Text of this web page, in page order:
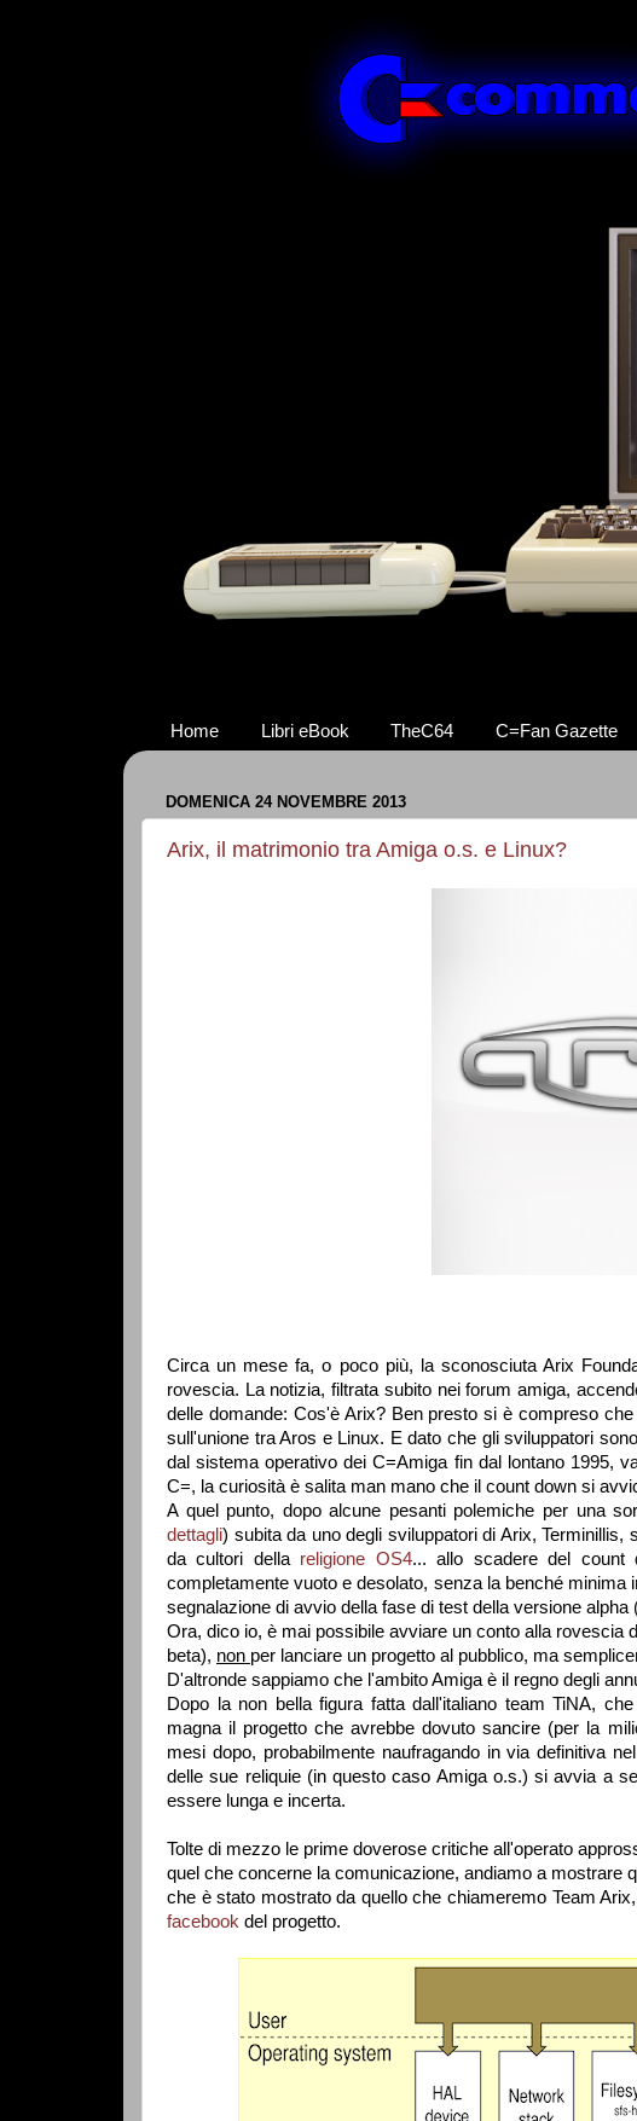
Home Libri eBook TheC64 C=Fan Gazette
DOMENICA 24 NOVEMBRE 2013
Arix, il matrimonio tra Amiga o.s. e Linux?
Circa un mese fa, o poco più, la sconosciuta Arix
rovescia. La notizia, filtrata subito nei forum amiga,
delle domande: Cos'è Arix? Ben presto si è compreso
sull'unione tra Aros e Linux. E dato che gli sviluppatori
dal sistema operativo dei C=Amiga fin dal lontano 1995,
C=, la curiosità è salita man mano che il count down si
A quel punto, dopo alcune pesanti polemiche per una
dettagli) subita da uno degli sviluppatori di Arix,
da cultori della religione OS4... allo scadere del
completamente vuoto e desolato, senza la benché
segnalazione di avvio della fase di test della versione
Ora, dico io, è mai possibile avviare un conto alla rovescia
beta), non per lanciare un progetto al pubblico, ma
D'altronde sappiamo che l'ambito Amiga è il regno degli
Dopo la non bella figura fatta dall'italiano team TiNA,
magna il progetto che avrebbe dovuto sancire (per la
mesi dopo, probabilmente naufragando in via definitiva nel
delle sue reliquie (in questo caso Amiga o.s.) si avvia a
essere lunga e incerta.
Tolte di mezzo le prime doverose critiche all'operato
quel che concerne la comunicazione, andiamo a mostrare
che è stato mostrato da quello che chiameremo Team
facebook del progetto.